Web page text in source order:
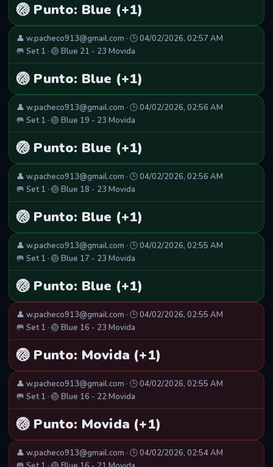
🏐 Punto: Blue (+1)
👤 w.pacheco913@gmail.com · 🕒 04/02/2026, 02:57 AM
🥅 Set 1 · 🏐 Blue 21 - 23 Movida
🏐 Punto: Blue (+1)
👤 w.pacheco913@gmail.com · 🕒 04/02/2026, 02:56 AM
🥅 Set 1 · 🏐 Blue 19 - 23 Movida
🏐 Punto: Blue (+1)
👤 w.pacheco913@gmail.com · 🕒 04/02/2026, 02:56 AM
🥅 Set 1 · 🏐 Blue 18 - 23 Movida
🏐 Punto: Blue (+1)
👤 w.pacheco913@gmail.com · 🕒 04/02/2026, 02:55 AM
🥅 Set 1 · 🏐 Blue 17 - 23 Movida
🏐 Punto: Blue (+1)
👤 w.pacheco913@gmail.com · 🕒 04/02/2026, 02:55 AM
🥅 Set 1 · 🏐 Blue 16 - 23 Movida
🏐 Punto: Movida (+1)
👤 w.pacheco913@gmail.com · 🕒 04/02/2026, 02:55 AM
🥅 Set 1 · 🏐 Blue 16 - 22 Movida
🏐 Punto: Movida (+1)
👤 w.pacheco913@gmail.com · 🕒 04/02/2026, 02:54 AM